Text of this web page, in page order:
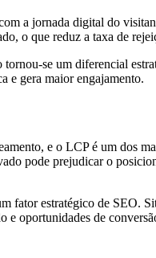
a jornada digital do
o que reduz a taxa de
se um diferencial
e gera maior engajamento.
e o LCP é um dos
pode prejudicar o
fator estratégico de SEO.
e oportunidades de